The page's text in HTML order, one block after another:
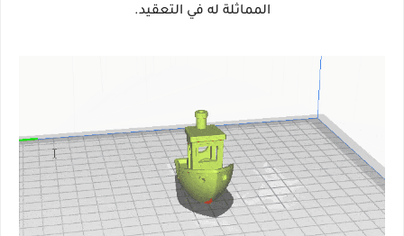
المماثلة له في التعقيد.